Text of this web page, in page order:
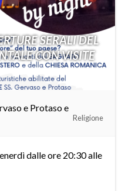
SERALI DEL
CON VISITE
e Protaso e
Religione
dalle ore 20:30 alle